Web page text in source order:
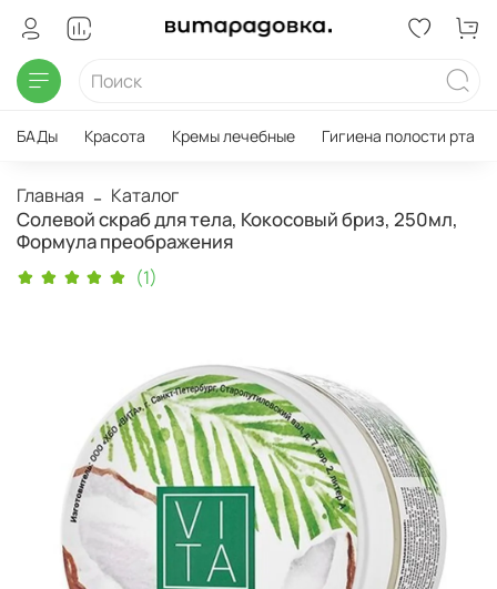
БАДы Красота Кремы лечебные Гигиена полости рта
Главная Каталог
Солевой скраб для тела, Кокосовый бриз, 250мл,
Формула преображения
(1)